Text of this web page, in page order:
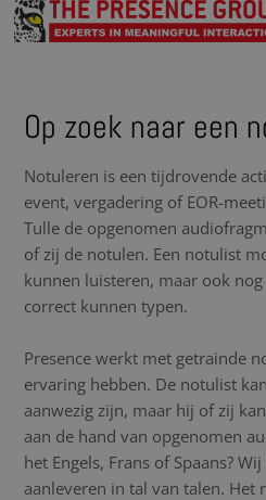
Op zoek naar een
Notuleren is een tijdrovende
event, vergadering of EOR-
Tulle de opgenomen
of zij de notulen. Een notulist
kunnen luisteren, maar ook nog
correct kunnen typen.
Presence werkt met getrainde
ervaring hebben. De notulist
aanwezig zijn, maar hij of zij
aan de hand van opgenomen
het Engels, Frans of Spaans?
aanleveren in tal van talen. Het